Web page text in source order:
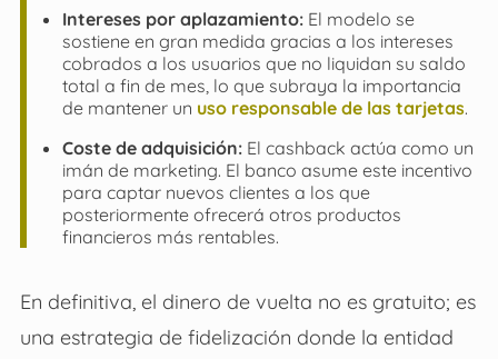
Intereses por aplazamiento:El modelo se
sostiene en gran medida gracias a los intereses
cobrados a los usuarios que no liquidan su saldo
total a fin de mes, lo que subraya la importancia
de mantener un uso responsable de las tarjetas.
Coste de adquisición:El cashback actúa como un
imán de marketing. El banco asume este incentivo
para captar nuevos clientes a los que
posteriormente ofrecerá otros productos
financieros más rentables.
En definitiva, el dinero de vuelta no es gratuito; es
una estrategia de fidelización donde la entidad